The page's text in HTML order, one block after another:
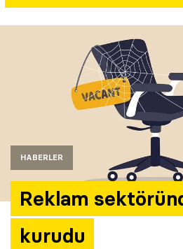
HABERLER
Reklam
kurudu